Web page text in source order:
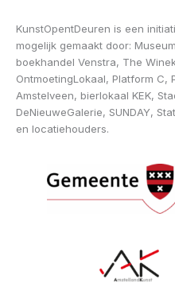
KunstOpentDeuren is een
mogelijk gemaakt door:
boekhandel Venstra, The
OntmoetingLokaal, Platform C,
Amstelveen, bierlokaal KEK,
DeNieuweGalerie, SUNDAY,
en locatiehouders.